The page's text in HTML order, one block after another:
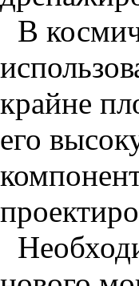
В
крайне
его